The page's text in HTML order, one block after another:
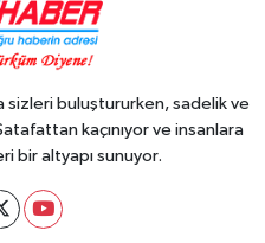
sizleri buluştururken, sadelik ve
kaçınıyor ve insanlara
bir altyapı sunuyor.